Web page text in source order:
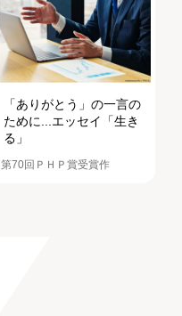
「ありがとう」の一言の
ために...エッセイ「生き
る」
第70回ＰＨＰ賞受賞作